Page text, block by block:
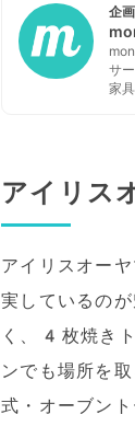
企
サ
家
アイリス
アイリスオー
実しているの
く、4枚焼き
ンでも場所を
式・オーブン